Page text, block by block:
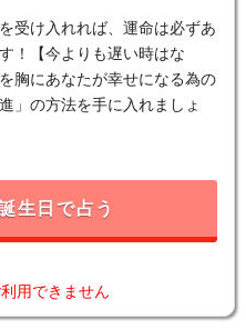
受け入れれば、運命は必ずあ
！【今よりも遅い時はな
胸にあなたが幸せになる為の
」の方法を手に入れましょ
生日で占う
用できません